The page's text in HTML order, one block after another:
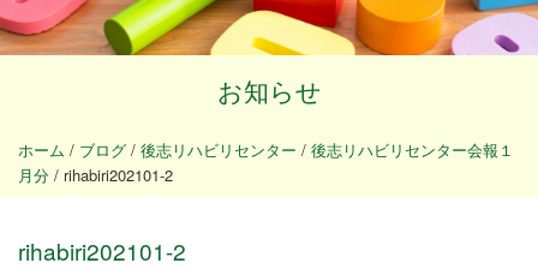
お知らせ
ホーム / ブログ / 後志リハビリセンター / 後志リハビリセンター会報１
月分 / rihabiri202101-2
rihabiri202101-2